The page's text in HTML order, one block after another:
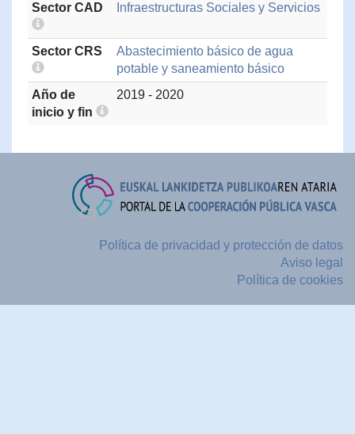
Sector CAD
Infraestructuras Sociales y Servicios
Sector CRS
Abastecimiento básico de agua
potable y saneamiento básico
Año de
inicio y fin
2019 - 2020
Política de privacidad y protección de datos
Aviso legal
Política de cookies